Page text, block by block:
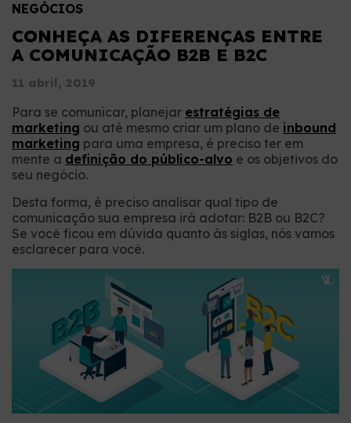
NEGÓCIOS
CONHEÇA AS DIFERENÇAS ENTRE
A COMUNICAÇÃO B2B E B2C
11 abril, 2019
Para se comunicar, planejar estratégias de
marketing ou até mesmo criar um plano de inbound
marketing para uma empresa, é preciso ter em
mente a definição do público-alvo e os objetivos do
seu negócio.
Desta forma, é preciso analisar qual tipo de
comunicação sua empresa irá adotar: B2B ou B2C?
Se você ficou em dúvida quanto às siglas, nós vamos
esclarecer para você.